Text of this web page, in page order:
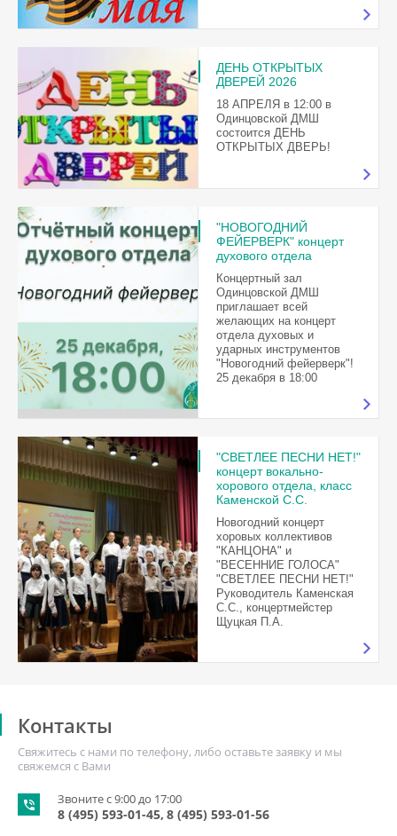
ДЕНЬ ОТКРЫТЫХ
ДВЕРЕЙ 2026
18 АПРЕЛЯ в 12:00 в
Одинцовской ДМШ
состоится ДЕНЬ
ОТКРЫТЫХ ДВЕРЬ!
"НОВОГОДНИЙ
ФЕЙЕРВЕРК" концерт
духового отдела
Концертный зал
Одинцовской ДМШ
приглашает всей
желающих на концерт
отдела духовых и
ударных инструментов
"Новогодний фейерверк"!
25 декабря в 18:00
"СВЕТЛЕЕ ПЕСНИ НЕТ!"
концерт вокально-
хорового отдела, класс
Каменской С.С.
Новогодний концерт
хоровых коллективов
"КАНЦОНА" и
"ВЕСЕННИЕ ГОЛОСА"
"СВЕТЛЕЕ ПЕСНИ НЕТ!"
Руководитель Каменская
С.С., концертмейстер
Щуцкая П.А.
Контакты
Свяжитесь с нами по телефону, либо оставьте заявку и мы
свяжемся с Вами
Звоните с 9:00 до 17:00
8 (495) 593-01-45 8 (495) 593-01-56